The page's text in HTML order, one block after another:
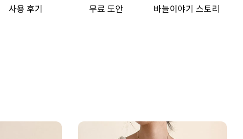
사용 후기 무료 도안 바늘이야기 스토리